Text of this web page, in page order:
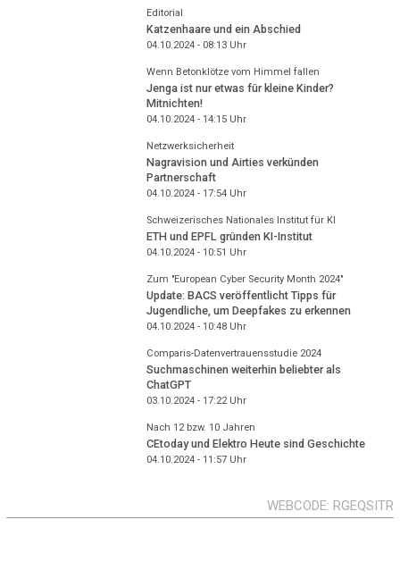
Editorial
Katzenhaare und ein Abschied
04.10.2024 - 08:13Uhr
Wenn Betonklötze vom Himmel fallen
Jenga ist nur etwas für kleine Kinder?
Mitnichten!
04.10.2024 - 14:15Uhr
Netzwerksicherheit
Nagravision und Airties verkünden
Partnerschaft
04.10.2024 - 17:54Uhr
Schweizerisches Nationales Institut für KI
ETH und EPFL gründen KI-Institut
04.10.2024 - 10:51 Uhr
Zum "European Cyber Security Month 2024"
Update: BACS veröffentlicht Tipps für
Jugendliche, um Deepfakes zu erkennen
04.10.2024 - 10:48Uhr
Comparis-Datenvertrauensstudie 2024
Suchmaschinen weiterhin beliebter als
ChatGPT
03.10.2024 - 17:22Uhr
Nach 12 bzw. 10 Jahren
CEtoday und Elektro Heute sind Geschichte
04.10.2024 - 11:57Uhr
WEBCODE RGEQSITR